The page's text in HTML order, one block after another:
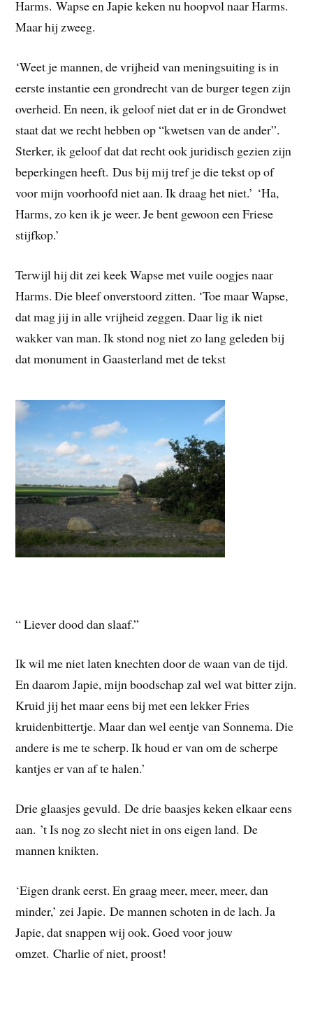
Harms. Wapse en Japie keken nu hoopvol naar Harms.
Maar hij zweeg.
‘Weet je mannen, de vrijheid van meningsuiting is in
eerste instantie een grondrecht van de burger tegen zijn
overheid. En neen, ik geloof niet dat er in de Grondwet
staat dat we recht hebben op “kwetsen van de ander”.
Sterker, ik geloof dat dat recht ook juridisch gezien zijn
beperkingen heeft. Dus bij mij tref je die tekst op of
voor mijn voorhoofd niet aan. Ik draag het niet.’ ‘Ha,
Harms, zo ken ik je weer. Je bent gewoon een Friese
stijfkop.’
Terwijl hij dit zei keek Wapse met vuile oogjes naar
Harms. Die bleef onverstoord zitten. ‘Toe maar Wapse,
dat mag jij in alle vrijheid zeggen. Daar lig ik niet
wakker van man. Ik stond nog niet zo lang geleden bij
dat monument in Gaasterland met de tekst
“ Liever dood dan slaaf.”
Ik wil me niet laten knechten door de waan van de tijd.
En daarom Japie, mijn boodschap zal wel wat bitter zijn.
Kruid jij het maar eens bij met een lekker Fries
kruidenbittertje. Maar dan wel eentje van Sonnema. Die
andere is me te scherp. Ik houd er van om de scherpe
kantjes er van af te halen.’
Drie glaasjes gevuld. De drie baasjes keken elkaar eens
aan. ’t Is nog zo slecht niet in ons eigen land. De
mannen knikten.
‘Eigen drank eerst. En graag meer, meer, meer, dan
minder,’ zei Japie. De mannen schoten in de lach. Ja
Japie, dat snappen wij ook. Goed voor jouw
omzet. Charlie of niet, proost!